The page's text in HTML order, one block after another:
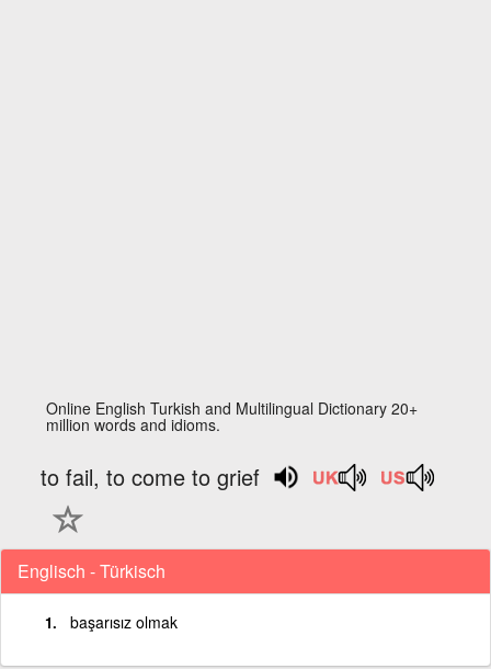
Online English Turkish and Multilingual Dictionary 20+
million words and idioms.
to fail, to come to grief
Englisch - Türkisch
başarısız olmak